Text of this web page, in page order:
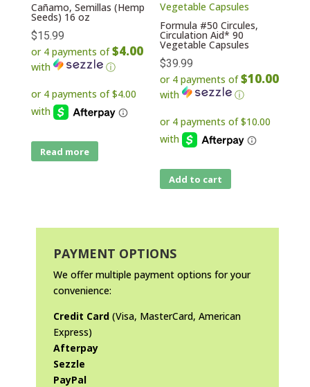
Cañamo, Semillas (Hemp
Seeds) 16 oz
$15.99
or 4 payments of$4.00
with ⓘ
Read more
Formula #50 Circules,
Circulation Aid* 90
Vegetable Capsules
$39.99
or 4 payments of$10.00
with ⓘ
Add to cart
PAYMENT OPTIONS
We offer multiple payment options for your
convenience:
Credit Card(Visa, MasterCard, American
Express)
Afterpay
Sezzle
PayPal